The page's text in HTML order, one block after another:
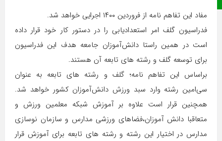
مفاد این تفاهم نامه از فروردین ۱۴۰۰ اجرایی خواهد شد.
فدراسیون گلف امر استعدادیابی را در دستور کار خود قرار داده
است در همین راستا دانش‌آموزان جامعه هدف این فدراسیون
برای توسعه گلف و رشته های تابعه آن هستند.
براساس این تفاهم نامه؛ گلف و رشته های تابعه به عنوان
سی‌امین رشته وارد سبد ورزش دانش‌آموزان کشور خواهد شد.
همچنین قرار است علاوه بر آموزش شبکه معلمین ورزش و
متعاقبا دانش آموزان،فضاهای ورزشی مدارس و سازمان نوسازی
مدارس در اختیار این رشته و رشته های تابعه برای آموزش قرار